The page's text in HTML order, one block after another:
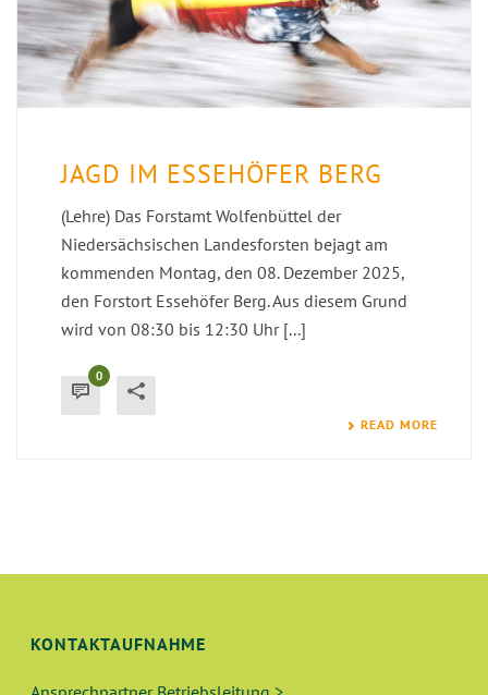
JAGD IM ESSEHÖFER BERG
(Lehre) Das Forstamt Wolfenbüttel der
Niedersächsischen Landesforsten bejagt am
kommenden Montag, den 08. Dezember 2025,
den Forstort Essehöfer Berg. Aus diesem Grund
wird von 08:30 bis 12:30 Uhr [...]
0
READ MORE
KONTAKTAUFNAHME